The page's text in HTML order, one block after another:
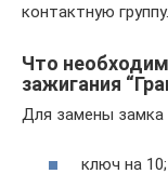
контактную группу.
Что
зажигания
Для замены замка
ключ на 10;